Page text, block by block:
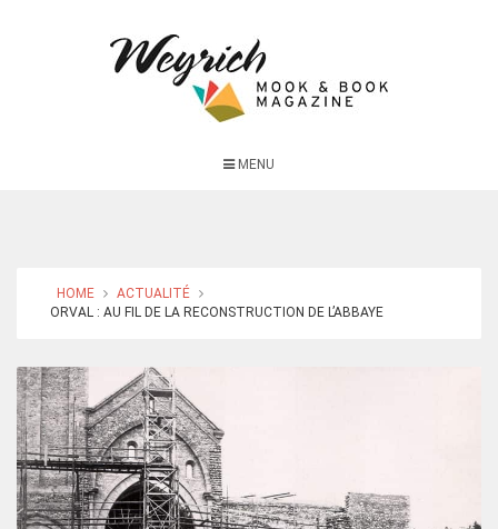
MENU
HOME
ACTUALITÉ
ORVAL : AU FIL DE LA RECONSTRUCTION DE L’ABBAYE